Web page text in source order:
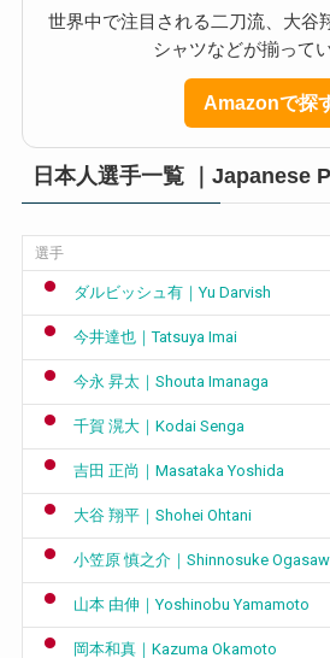
世界中で注目される二刀流、大谷
シャツなどが揃ってい
Amazonで探
日本人選手一覧 ｜Japanese
選手
ダルビッシュ有｜Yu Darvish
今井達也｜Tatsuya Imai
今永 昇太｜Shouta Imanaga
千賀 滉大｜Kodai Senga
吉田 正尚｜Masataka Yoshida
大谷 翔平｜Shohei Ohtani
小笠原 慎之介｜Shinnosuke
山本 由伸｜Yoshinobu Yamamoto
岡本和真｜Kazuma Okamoto